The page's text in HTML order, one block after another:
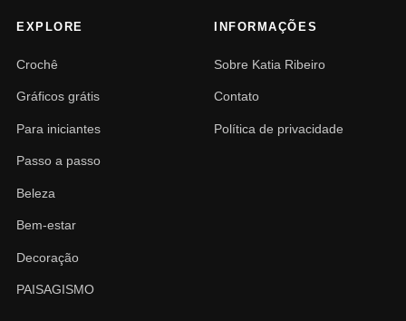
EXPLORE
Crochê
Gráficos grátis
Para iniciantes
Passo a passo
Beleza
Bem-estar
Decoração
PAISAGISMO
INFORMAÇÕES
Sobre Katia Ribeiro
Contato
Política de privacidade